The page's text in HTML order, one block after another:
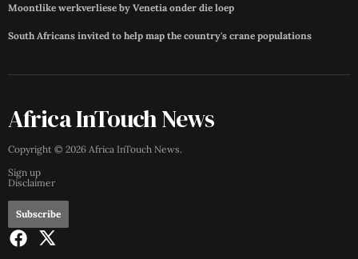
Moontlike werkverliese by Venetia onder die loep
South Africans invited to help map the country's crane populations
Africa InTouch News
Copyright © 2026 Africa InTouch News.
Sign up
Disclaimer
Subscribe